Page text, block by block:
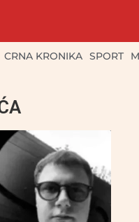
CRNA KRONIKA SPORT